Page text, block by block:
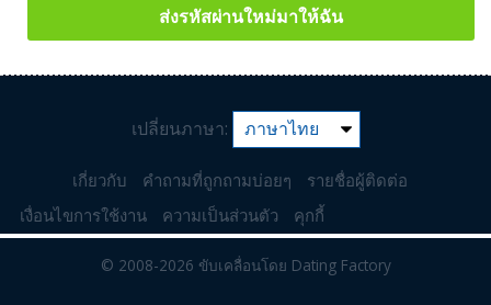
เปลี่ยนภาษา:
เกี่ยวกับ คำถามที่ถูกถามบ่อยๆ
รายชื่อผู้ติดต่อ
เงื่อนไขการใช้งาน
ความเป็นส่วนตัว คุกกี้
© 2008-2026 ขับเคลื่อนโดย Dating Factory